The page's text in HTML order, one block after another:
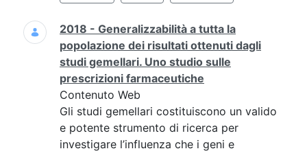
2018 - Generalizzabilità a tutta la
popolazione dei risultati ottenuti dagli
studi gemellari. Uno studio sulle
prescrizioni farmaceutiche
Contenuto Web
Gli studi gemellari costituiscono un valido
e potente strumento di ricerca per
investigare l’influenza che i geni e